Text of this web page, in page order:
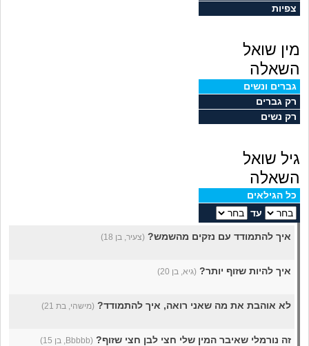
חיות מחמד
גאווה
צפיות
מין שואל
השאלה
גברים ונשים
רק גברים
רק נשים
גיל שואל
השאלה
כל הגילאים
עד
איך להתמודד עם נזקים מהשמש? (צעיר, בן 18)
איך להיות שזוף יותר? (גיא, בן 20)
לא אוהבת את מה שאני רואה, איך להתמודד? (מישהי, בת 21)
זה נורמלי שאיבר המין שלי חצי לבן חצי שזוף? (Bbbbb, בן 15)